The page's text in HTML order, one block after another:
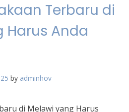
Terbaru di
Harus Anda
by adminhov
di Melawi yang Harus